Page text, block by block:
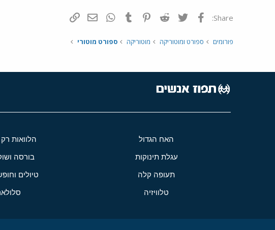
Share: פייסבוק Twitter
Reddit
Pinterest
Tumblr
WhatsAppדואר אלקטרוני
פורומים ספורט ומוטוריקה מוטוריקה ספורט מוטורי
האח הגדול הלוואות
עגלת תינוקות בורסה
תעופה קלה טיולים
טלוויזיה